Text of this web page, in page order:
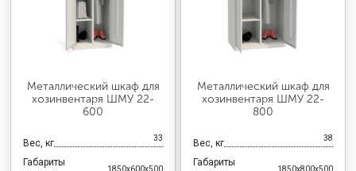
Металлический шкаф для
хозинвентаря ШМУ 22-
600
Вес, кг 33
Габариты
1850x600x500
Металлический шкаф для
хозинвентаря ШМУ 22-
800
Вес, кг 38
Габариты
1850x800x500